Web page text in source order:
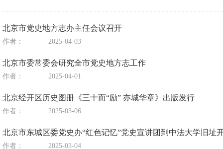
北京市党史地方志办主任会议召开
作者： 2025-04-03
北京市委常委会研究全市党史地方志工作
作者： 2025-04-01
北京经开区历史图册《三十而“励” 亦城华章》出版发行
作者： 2025-03-06
北京市东城区委党史办“红色记忆”党史宣讲团到中法大学旧址
作者： 2025-03-04